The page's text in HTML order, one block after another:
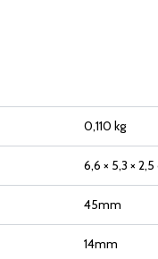
0,110 kg
6,6 × 5,3 ×
45mm
14mm